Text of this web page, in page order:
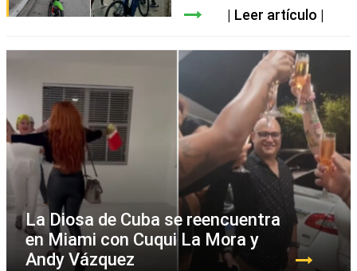
Leer artículo
La Diosa de Cuba se reencuentra
en Miami con Cuqui La Mora y
Andy Vázquez